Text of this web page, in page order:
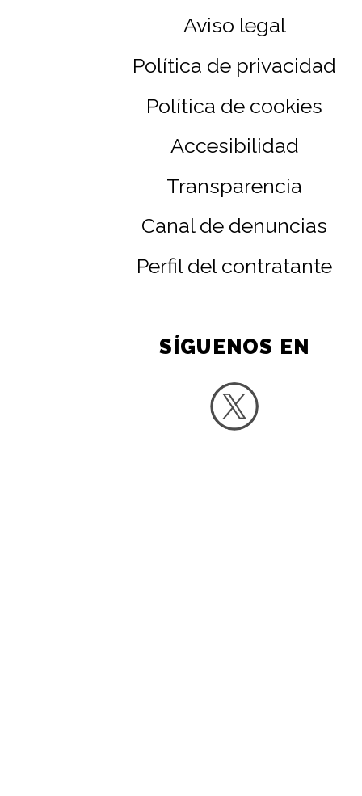
Aviso legal
Política de privacidad
Política de cookies
Accesibilidad
Transparencia
Canal de denuncias
Perfil del contratante
SÍGUENOS EN